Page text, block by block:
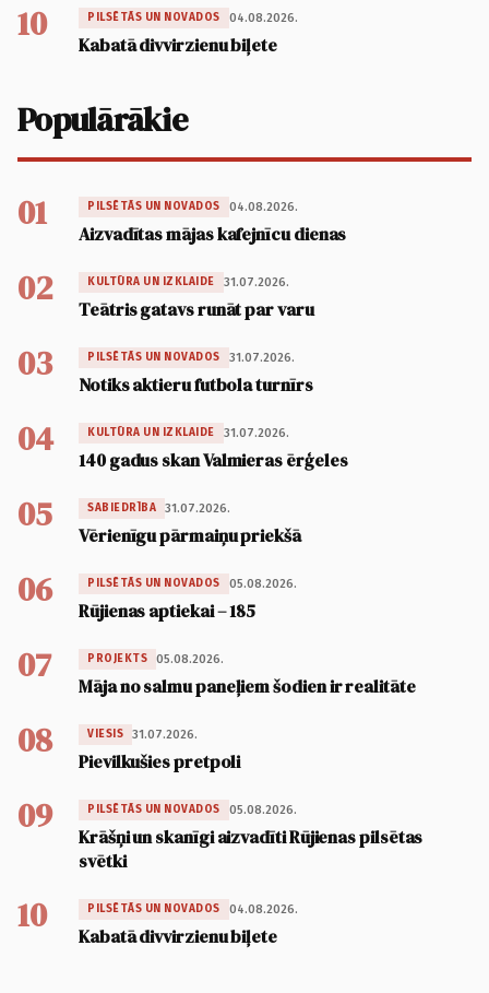
10 PILSĒTĀS UN NOVADOS 04.08.2026.
Kabatā divvirzienu biļete
Populārākie
01 PILSĒTĀS UN NOVADOS 04.08.2026.
Aizvadītas mājas kafejnīcu dienas
02 KULTŪRA UN IZKLAIDE 31.07.2026.
Teātris gatavs runāt par varu
03 PILSĒTĀS UN NOVADOS 31.07.2026.
Notiks aktieru futbola turnīrs
04 KULTŪRA UN IZKLAIDE 31.07.2026.
140 gadus skan Valmieras ērģeles
05 SABIEDRĪBA 31.07.2026.
Vērienīgu pārmaiņu priekšā
06 PILSĒTĀS UN NOVADOS 05.08.2026.
Rūjienas aptiekai – 185
07 PROJEKTS 05.08.2026.
Māja no salmu paneļiem šodien ir realitāte
08 VIESIS 31.07.2026.
Pievilkušies pretpoli
09 PILSĒTĀS UN NOVADOS 05.08.2026.
Krāšņi un skanīgi aizvadīti Rūjienas pilsētas
svētki
10 PILSĒTĀS UN NOVADOS 04.08.2026.
Kabatā divvirzienu biļete